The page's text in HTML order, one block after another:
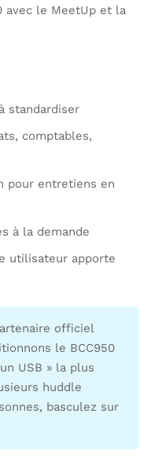
avec le MeetUp et la
standardiser
comptables,
pour entretiens en
à la demande
utilisateur apporte
officiel
le BCC950
USB » la plus
huddle
basculez sur